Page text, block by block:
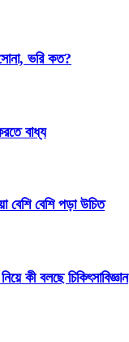
ভরি কত?
বাধ্য
বেশি বেশি পড়া উচিত
কী বলছে চিকিৎসাবিজ্ঞান